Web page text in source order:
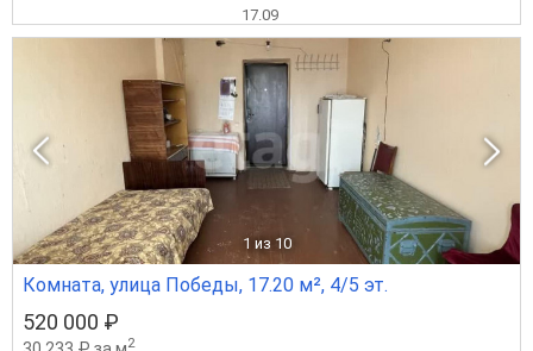
17.09
1 из 10
Комната, улица Победы, 17.20 м², 4/5 эт.
520 000 ₽
2